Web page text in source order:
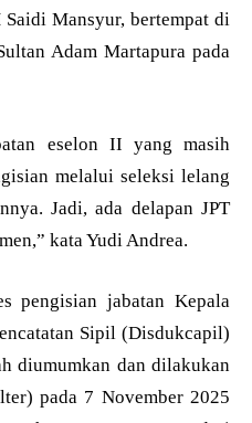
Mansyur, bertempat di
Adam Martapura pada
eselon II yang masih
melalui seleksi lelang
Jadi, ada delapan JPT
kata Yudi Andrea.
pengisian jabatan Kepala
Sipil (Disdukcapil)
diumumkan dan dilakukan
pada 7 November 2025